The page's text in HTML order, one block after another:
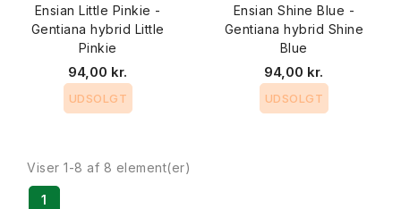
Ensian Little Pinkie -
Gentiana hybrid Little
Pinkie
94,00 kr.
UDSOLGT
Ensian Shine Blue -
Gentiana hybrid Shine
Blue
94,00 kr.
UDSOLGT
Viser 1-8 af 8 element(er)
1